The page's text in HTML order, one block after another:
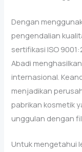
Dengan
pengendalian
sertifikasi ISO
Abadi
internasional.
menjadikan
pabrikan kosmetik
unggulan dengan
Untuk mengetahui